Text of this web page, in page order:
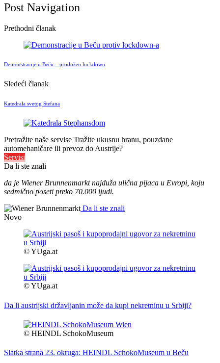
Post Navigation
Prethodni članak
Demonstracije u Beču – produžen lockdown
Sledeći članak
Katedrala svetog Stefana
Pretražite naše servise Tražite ukusnu hranu, pouzdane
automehaničare ili prevoz do Austrije?
Servisi
Da li ste znali
da je Wiener Brunnenmarkt najduža ulična pijaca u Evropi, koju
sedmično poseti preko 70.000 ljudi.
Da li ste znali
Novo
© YUga.at
© YUga.at
Da li austrijski državljanin može da kupi nekretninu u Srbiji?
© HEINDL SchokoMuseum
Slatka strana 23. okruga: HEINDL SchokoMuseum u Beču